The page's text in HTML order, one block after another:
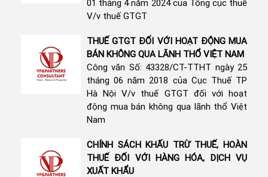
01 tháng 4 năm 2024 của Tổng cục thuế
V/v thuế GTGT
THUẾ GTGT ĐỐI VỚI HOẠT ĐỘNG MUA
BÁN KHÔNG QUA LÃNH THỔ VIỆT NAM
Công văn Số: 43328/CT-TTHT ngày 25
tháng 06 năm 2018 của Cục Thuế TP
Hà Nội V/v thuế GTGT đối với hoạt
động mua bán không qua lãnh thổ Việt
Nam
CHÍNH SÁCH KHẤU TRỪ THUẾ, HOÀN
THUẾ ĐỐI VỚI HÀNG HÓA, DỊCH VỤ
XUẤT KHẨU